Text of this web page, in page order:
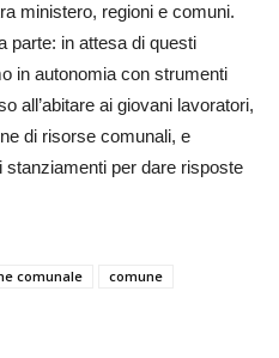
ministero, regioni e comuni.
parte: in attesa di questi
in autonomia con strumenti
all’abitare ai giovani lavoratori,
di risorse comunali, e
stanziamenti per dare risposte
comunale
comune